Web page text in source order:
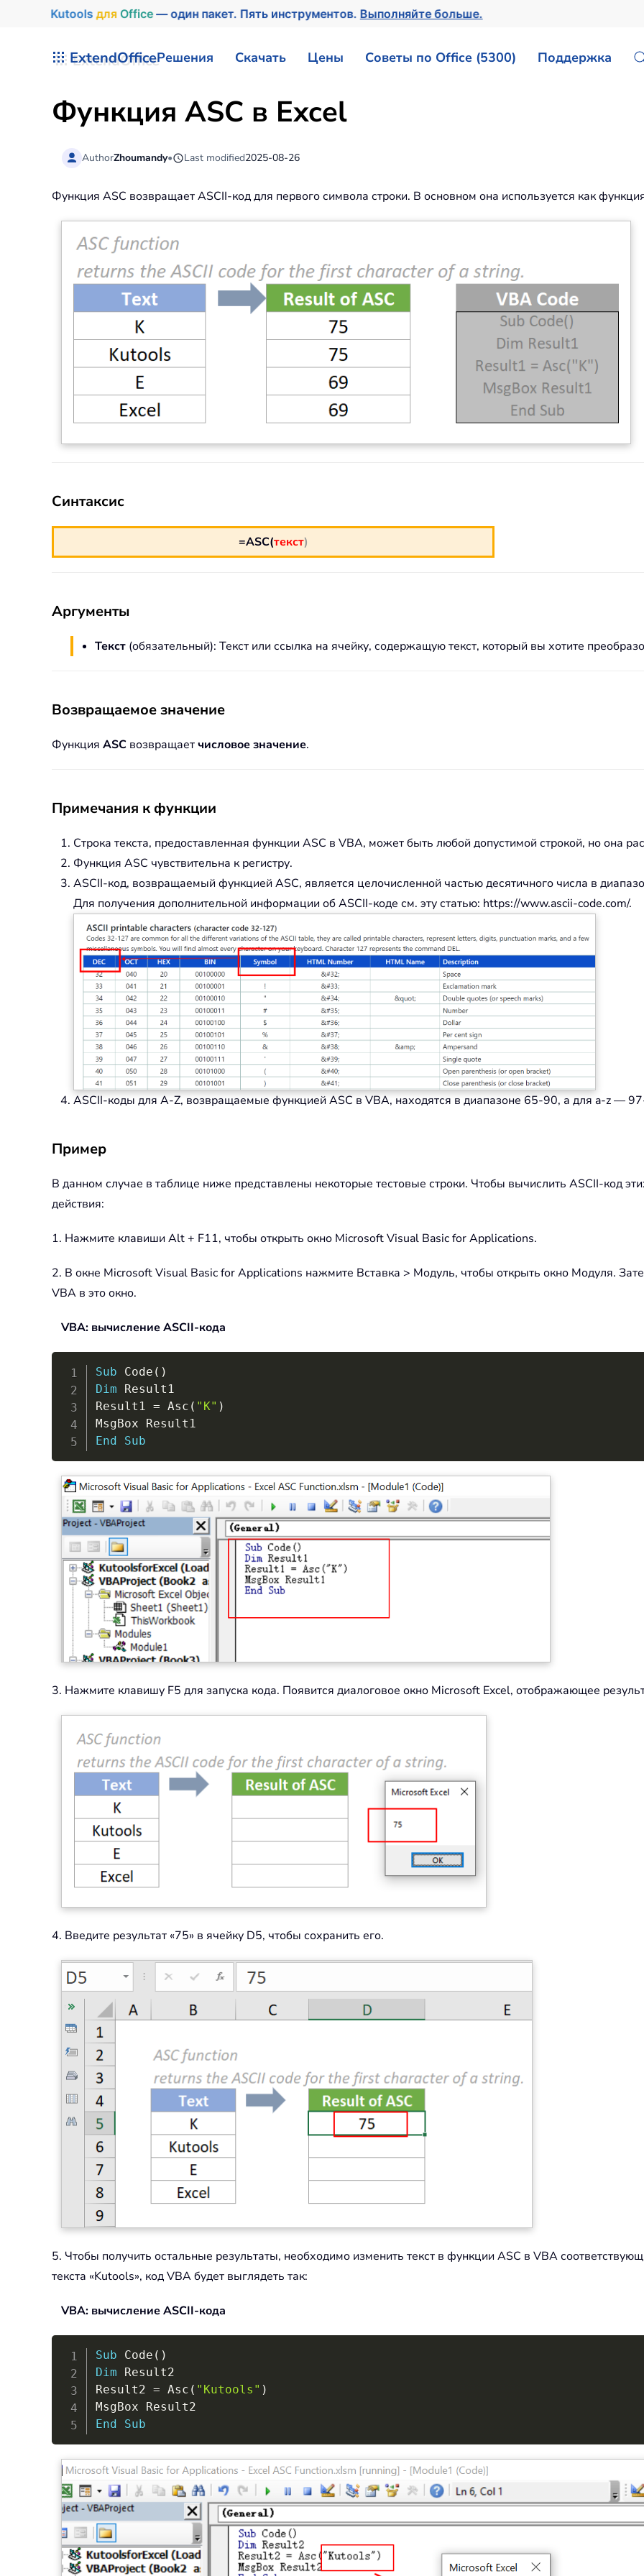
Kutools для Office— один пакет. Пять инструментов.Выполняйте больше.
ExtendOfficeРешения Скачать Цены Советы по Office (5300) Поддержка
Функция ASC в Excel
AuthorZhoumandy• Last modified2025-08-26
Функция ASC возвращает ASCII-код для первого символа строки. В основном она используется как
Синтаксис
=ASC(текст)
Аргументы
Текст (обязательный): Текст или ссылка на ячейку, содержащую текст, который вы хотите
Возвращаемое значение
Функция ASC возвращаетчисловое значение.
Примечания к функции
Строка текста, предоставленная функции ASC в VBA, может быть любой допустимой строкой, но она
Функция ASC чувствительна к регистру.
ASCII-код, возвращаемый функцией ASC, является целочисленной частью десятичного числа в
Для получения дополнительной информации об ASCII-коде см. эту статью: https://www.ascii-code.com/.
ASCII-коды для A-Z, возвращаемые функцией ASC в VBA, находятся в диапазоне 65-90, а для a-z —
Пример
В данном случае в таблице ниже представлены некоторые тестовые строки. Чтобы вычислить ASCII-код
действия:
1. Нажмите клавиши Alt + F11, чтобы открыть окно Microsoft Visual Basic for Applications.
2. В окне Microsoft Visual Basic for Applications нажмите Вставка > Модуль, чтобы открыть окно Модуля.
VBA в это окно.
VBA: вычисление ASCII-кода
Sub Code ( )
Dim Result1
Result1 = Asc ( "K" )
End
Sub
3. Нажмите клавишу F5 для запуска кода. Появится диалоговое окно Microsoft Excel, отображающее
4. Введите результат «75» в ячейку D5, чтобы сохранить его.
5. Чтобы получить остальные результаты, необходимо изменить текст в функции ASC в VBA
текста «Kutools», код VBA будет выглядеть так:
VBA: вычисление ASCII-кода
Sub Code ( )
Dim Result2
Result2 = Asc ( "Kutools" )
End
Sub